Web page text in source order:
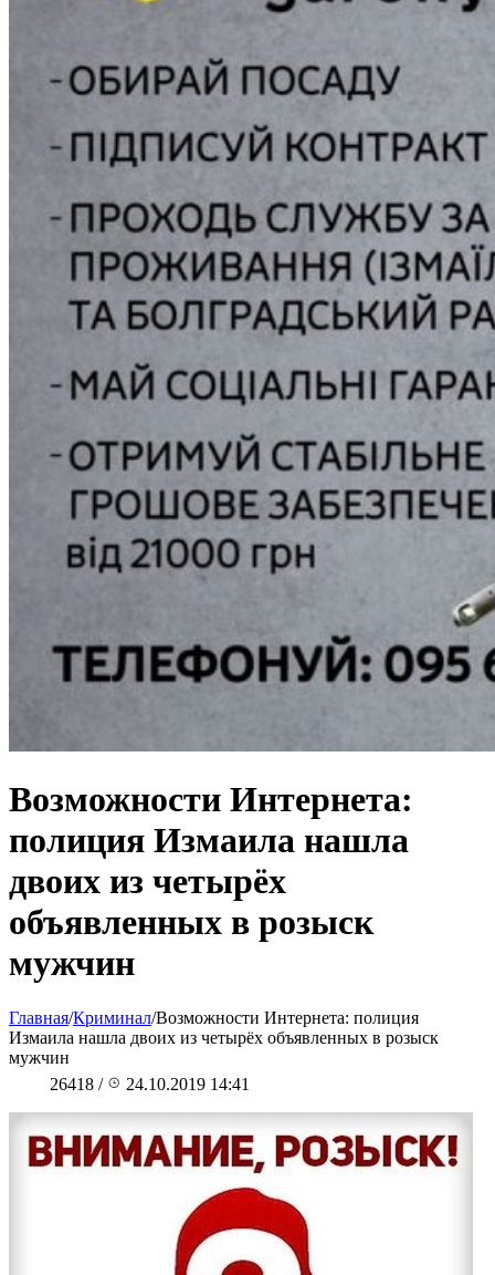
Возможности Интернета:
полиция Измаила нашла
двоих из четырёх
объявленных в розыск
мужчин
Главная/Криминал/Возможности Интернета: полиция
Измаила нашла двоих из четырёх объявленных в розыск
мужчин
26418 / 24.10.2019 14:41